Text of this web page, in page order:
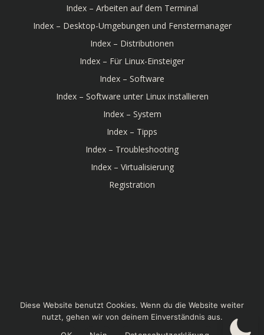
Index – Arbeiten auf dem Terminal
Index – Desktop-Umgebungen und Fenstermanager
Index – Distributionen
Index – Für Linux-Einsteiger
Index – Software
Index – Software unter Linux installieren
Index – System
Index – Tipps
Index – Troubleshooting
Index – Virtualisierung
Registration
© 2026 Linux-Bibel. Created for free using WordPress
andColibri
Diese Website benutzt Cookies. Wenn du die Website weiter
nutzt, gehen wir von deinem Einverständnis aus.